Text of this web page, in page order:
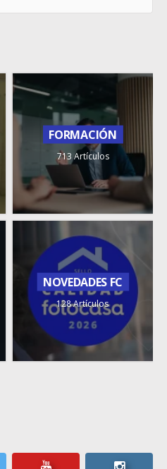
FORMACIÓN
713 Artículos
NOVEDADES FC
128 Artículos